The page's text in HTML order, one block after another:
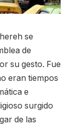
se
de
su gesto. Fue
eran tiempos
e
surgido
de las